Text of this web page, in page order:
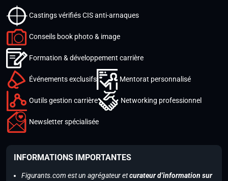
Castings vérifiés CIS anti-arnaques
Conseils book photo & image
Formation & développement carrière
Événements exclusifs Mentorat personnalisé
Outils gestion carrière Networking professionnel
Newsletter spécialisée
INFORMATIONS IMPORTANTES
Figurants.com est un agrégateur etcurateur d’information sur